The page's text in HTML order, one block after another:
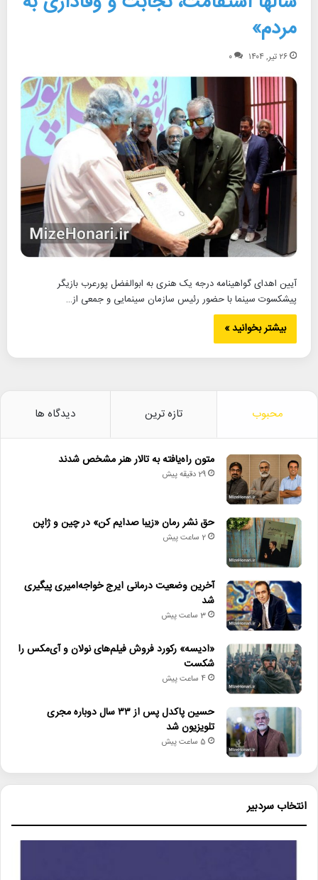
مردم»
۲۶ تیر, ۱۴۰۴ ۰
آیین اهدای گواهینامه درجه یک هنری به ابوالفضل پورعرب بازیگر
پیشکسوت سینما با حضور رئیس سازمان سینمایی و جمعی از…
بیشتر بخوانید »
محبوب تازه ترین دیدگاه ها
متون راه‌یافته به تالار هنر مشخص شدند
29 دقیقه پیش
حق نشر رمان «زیبا صدایم کن» در چین و ژاپن
2 ساعت پیش
آخرین وضعیت درمانی ایرج خواجه‌امیری پیگیری
شد
3 ساعت پیش
«ادیسه» رکورد فروش فیلم‌های نولان و آی‌مکس را
شکست
4 ساعت پیش
حسین پاکدل پس از ۳۳ سال دوباره مجری
تلویزیون شد
5 ساعت پیش
انتخاب سردبیر